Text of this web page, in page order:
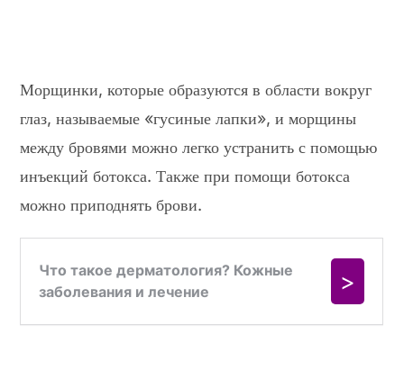
Морщинки, которые образуются в области вокруг
глаз, называемые «гусиные лапки», и морщины
между бровями можно легко устранить с помощью
инъекций ботокса. Также при помощи ботокса
можно приподнять брови.